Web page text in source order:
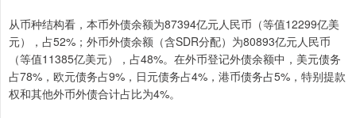
从币种结构看，本币外债余额为87394亿元人民币（等值12299亿美
元），占52%；外币外债余额（含SDR分配）为80893亿元人民币
（等值11385亿美元），占48%。在外币登记外债余额中，美元债务
占78%，欧元债务占9%，日元债务占4%，港币债务占5%，特别提款
权和其他外币外债合计占比为4%。